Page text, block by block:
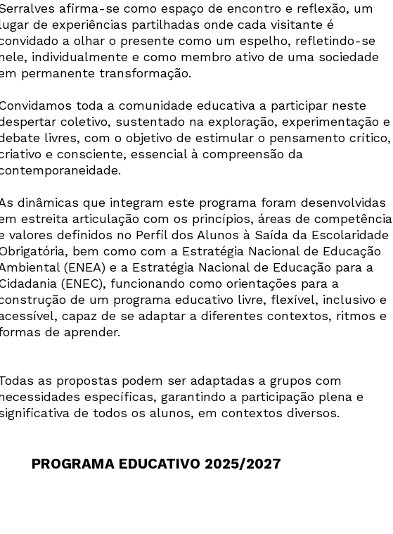
afirma-se como espaço de encontro e reflexão, um
de experiências partilhadas onde cada visitante é
a olhar o presente como um espelho, refletindo-se
individualmente e como membro ativo de uma sociedade
permanente transformação.
toda a comunidade educativa a participar neste
coletivo, sustentado na exploração, experimentação e
livres, com o objetivo de estimular o pensamento crítico,
e consciente, essencial à compreensão da
dinâmicas que integram este programa foram desenvolvidas
estreita articulação com os princípios, áreas de competência
valores definidos no Perfil dos Alunos à Saída da Escolaridade
bem como com a Estratégia Nacional de Educação
(ENEA) e a Estratégia Nacional de Educação para a
(ENEC), funcionando como orientações para a
de um programa educativo livre, flexível, inclusivo e
capaz de se adaptar a diferentes contextos, ritmos e
de aprender.
as propostas podem ser adaptadas a grupos com
específicas, garantindo a participação plena e
de todos os alunos, em contextos diversos.
PROGRAMA EDUCATIVO 2025/2027
Newsletter